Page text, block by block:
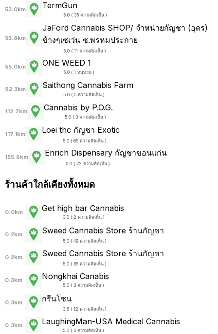
53.0km TermGun
5.0 ( 35 ความคิดเห็น )
53.8km
JaFord Cannabis SHOP/ จำหน่ายกัญชา (อุดร)
ข้างๆเซเว่น ซ.พรหมประกาย
5.0 ( 11 ความคิดเห็น )
55.0km ONE WEED 1
5.0 ( 1 ทบทวน )
92.3km Saithong Cannabis Farm
5.0 ( 5 ความคิดเห็น )
112.7km Cannabis by P.O.G.
5.0 ( 3 ความคิดเห็น )
117.1km Loei thc กัญชา Exotic
5.0 ( 65 ความคิดเห็น )
155.6km Enrich Dispensary กัญชาขอนแก่น
5.0 ( 72 ความคิดเห็น )
ร้านค้าใกล้เคียงทั้งหมด
0.0km Get high bar Cannabis
3.0 ( 2 ความคิดเห็น )
0.2km Sweed Cannabis Store ร้านกัญชา
5.0 ( 49 ความคิดเห็น )
0.2km Sweed Cannabis Store ร้านกัญชา
5.0 ( 55 ความคิดเห็น )
0.3km Nongkhai Canabis
5.0 ( 3 ความคิดเห็น )
0.3km กรีนโซน
3.6 ( 12 ความคิดเห็น )
0.3km LaughingMan-USA Medical Cannabis
5.0 ( 5 ความคิดเห็น )